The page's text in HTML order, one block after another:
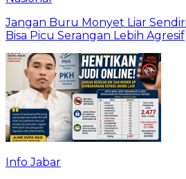
Jangan Buru Monyet Liar
Bisa Picu Serangan Lebih Agresif
Info Jabar